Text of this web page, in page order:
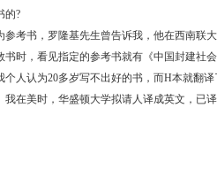
的?
书，罗隆基先生曾告诉我，他在西南联
时，看见指定的参考书就有《中国封建社
人认为20多岁写不出好的书，而H本就翻
在美时，华盛顿大学拟请人译成英文，已